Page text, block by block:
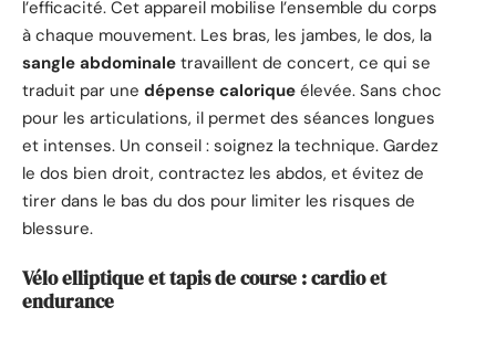
l’efficacité. Cet appareil mobilise l’ensemble du corps
à chaque mouvement. Les bras, les jambes, le dos, la
sangle abdominale travaillent de concert, ce qui se
traduit par une dépense calorique élevée. Sans choc
pour les articulations, il permet des séances longues
et intenses. Un conseil : soignez la technique. Gardez
le dos bien droit, contractez les abdos, et évitez de
tirer dans le bas du dos pour limiter les risques de
blessure.
Vélo elliptique et tapis de course : cardio et
endurance